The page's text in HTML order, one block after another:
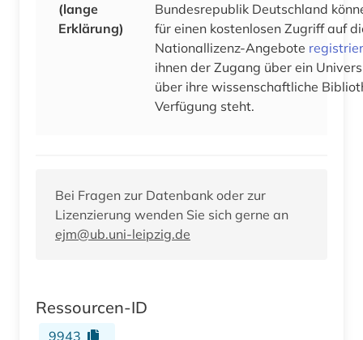
(lange
Erklärung)
Bundesrepublik Deutschland
für einen kostenlosen Zugriff auf
Nationallizenz-Angebote
ihnen der Zugang über ein
über ihre wissenschaftliche
Verfügung steht.
Bei Fragen zur Datenbank oder zur
Lizenzierung wenden Sie sich gerne an
ejm@ub.uni-leipzig.de
Ressourcen-ID
9943